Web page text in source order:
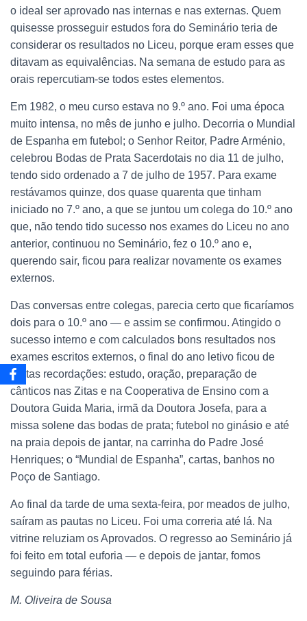
o ideal ser aprovado nas internas e nas externas. Quem
quisesse prosseguir estudos fora do Seminário teria de
considerar os resultados no Liceu, porque eram esses que
ditavam as equivalências. Na semana de estudo para as
orais repercutiam-se todos estes elementos.
Em 1982, o meu curso estava no 9.º ano. Foi uma época
muito intensa, no mês de junho e julho. Decorria o Mundial
de Espanha em futebol; o Senhor Reitor, Padre Arménio,
celebrou Bodas de Prata Sacerdotais no dia 11 de julho,
tendo sido ordenado a 7 de julho de 1957. Para exame
restávamos quinze, dos quase quarenta que tinham
iniciado no 7.º ano, a que se juntou um colega do 10.º ano
que, não tendo tido sucesso nos exames do Liceu no ano
anterior, continuou no Seminário, fez o 10.º ano e,
querendo sair, ficou para realizar novamente os exames
externos.
Das conversas entre colegas, parecia certo que ficaríamos
dois para o 10.º ano — e assim se confirmou. Atingido o
sucesso interno e com calculados bons resultados nos
exames escritos externos, o final do ano letivo ficou de
gratas recordações: estudo, oração, preparação de
cânticos nas Zitas e na Cooperativa de Ensino com a
Doutora Guida Maria, irmã da Doutora Josefa, para a
missa solene das bodas de prata; futebol no ginásio e até
na praia depois de jantar, na carrinha do Padre José
Henriques; o “Mundial de Espanha”, cartas, banhos no
Poço de Santiago.
Ao final da tarde de uma sexta-feira, por meados de julho,
saíram as pautas no Liceu. Foi uma correria até lá. Na
vitrine reluziam os Aprovados. O regresso ao Seminário já
foi feito em total euforia — e depois de jantar, fomos
seguindo para férias.
M. Oliveira de Sousa